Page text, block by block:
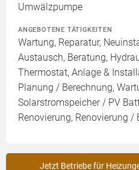
Umwälzpumpe
ANGEBOTENE TÄTIGKEITEN
Wartung, Reparatur,
Austausch, Beratung,
Thermostat, Anlage &
Planung / Berechnung,
Solarstromspeicher / PV
Renovierung, Renovierung /
Jetzt Betriebe für